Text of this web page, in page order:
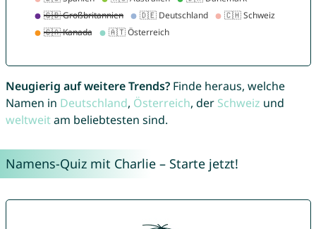
Neugierig auf weitere Trends?Finde heraus, welche
Namen in Deutschland, Österreich, der Schweiz und
weltweitam beliebtesten sind.
Namens-Quiz mit Charlie – Starte jetzt!